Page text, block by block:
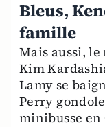
Bleus,
famille
Mais aussi,
Kim
Lamy se
Perry
minibusse